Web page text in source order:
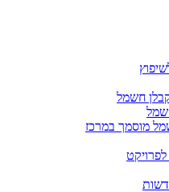
חשמל
מוסמך במרכז